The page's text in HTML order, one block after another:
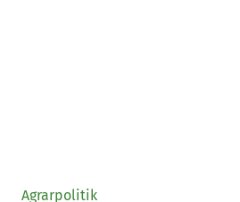
Agrarpolitik